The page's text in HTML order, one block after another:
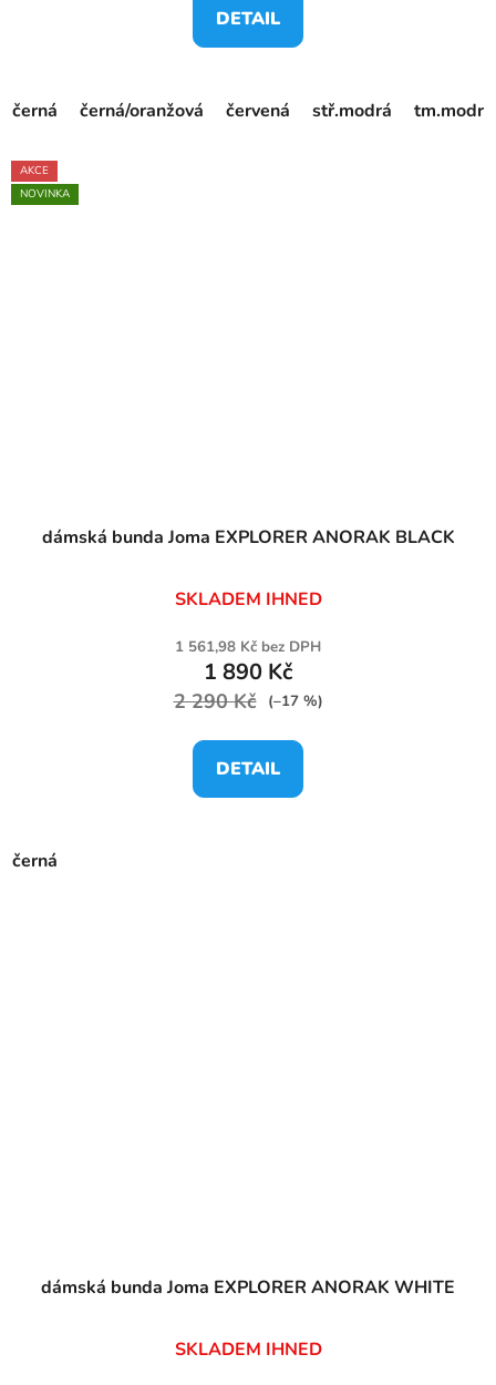
DETAIL
černá černá/oranžová červená stř.modrá
AKCE
NOVINKA
dámská bunda Joma EXPLORER ANORAK BLACK
SKLADEM IHNED
1 561,98 Kč bez DPH
1 890 Kč
2 290 Kč (–17 %)
DETAIL
černá
dámská bunda Joma EXPLORER ANORAK WHITE
SKLADEM IHNED